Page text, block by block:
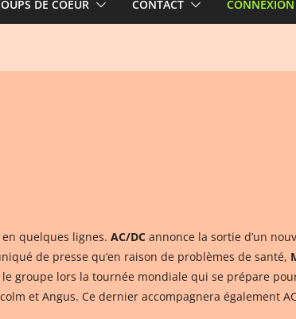
DE COEUR CONTACT CONNEXION
quelques lignes. AC/DC annonce la sortie d’un
de presse qu’en raison de problèmes de santé,
groupe lors la tournée mondiale qui se prépare
et Angus. Ce dernier accompagnera également